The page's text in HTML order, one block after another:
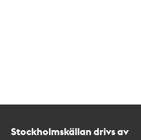
Stockholmskällan drivs av